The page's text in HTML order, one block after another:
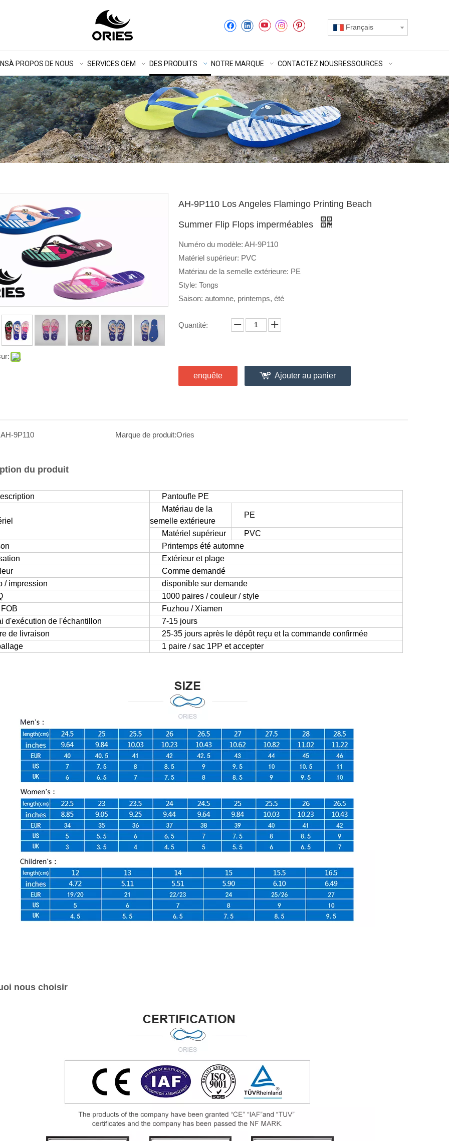
Français
À PROPOS DE NOUS SERVICES OEM DES PRODUITS NOTRE MARQUE CONTACTEZ NOUSRESSOURCES
AH-9P110 Los Angeles Flamingo Printing Beach
Summer Flip Flops imperméables
Numéro du modèle: AH-9P110
Matériel supérieur: PVC
Matériau de la semelle extérieure: PE
Style: Tongs
Saison: automne, printemps, été
Quantité:
enquête Ajouter au panier
AH-9P110 Marque de produit:Ories
du produit
Pantoufle PE
Matériau de la
semelle extérieure
PE
Matériel supérieur
PVC
Printemps été automne
Extérieur et plage
Comme demandé
/ impression
disponible sur demande
1000 paires / couleur / style
Fuzhou / Xiamen
d'exécution de l'échantillon
7-15 jours
de livraison
25-35 jours après le dépôt reçu et la commande confirmée
1 paire / sac 1PP et accepter
nous choisir